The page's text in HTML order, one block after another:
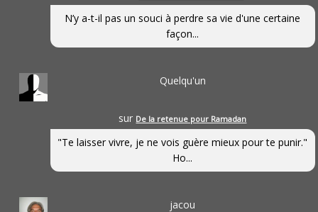
N’y a-t-il pas un souci à perdre sa vie d'une certaine
façon...
Quelqu'un
sur De la retenue pour Ramadan
"Te laisser vivre, je ne vois guère mieux pour te punir."
Ho...
jacou